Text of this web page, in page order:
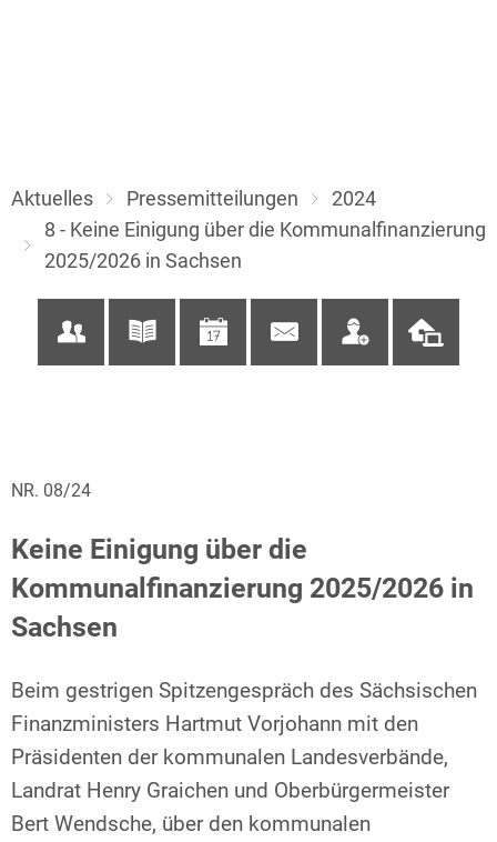
Aktuelles Pressemitteilungen
2024
8 - Keine Einigung über die Kommunalfinanzierung
2025/2026 in Sachsen
NR. 08/24
Keine Einigung über die
Kommunalfinanzierung 2025/2026 in
Sachsen
Beim gestrigen Spitzengespräch des Sächsischen
Finanzministers Hartmut Vorjohann mit den
Präsidenten der kommunalen Landesverbände,
Landrat Henry Graichen und Oberbürgermeister
Bert Wendsche, über den kommunalen